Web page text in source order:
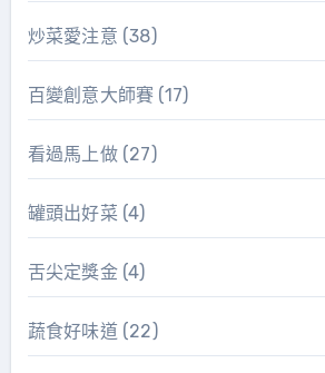
炒菜愛注意 (38)
百變創意大師賽 (17)
看過馬上做(27)
罐頭出好菜 (4)
舌尖定獎金(4)
蔬食好味道 (22)